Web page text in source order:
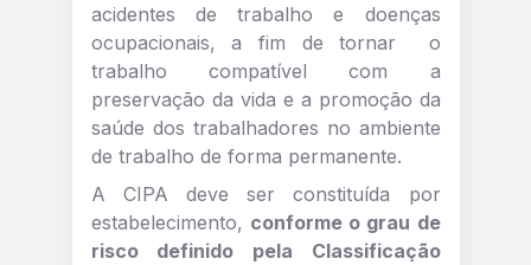
acidentes de trabalho e doenças
ocupacionais, a fim de tornar o
trabalho compatível com a
preservação da vida e a promoção da
saúde dos trabalhadores no ambiente
de trabalho de forma permanente.
A CIPA deve ser constituída por
estabelecimento, conforme o grau de
risco definido pela Classificação